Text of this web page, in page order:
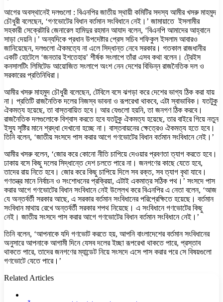
আগের অবস্থানেই দলগুলো : বিএনপির জাতীয় স্থায়ী কমিটির সদস্য আমীর খসরু মাহমুদ
চৌধুরী বলেছেন, ‘গণভোটের বিধান বর্তমান সংবিধানে নেই।’ জামায়াতে ইসলামীর
সহকারী সেক্রেটারি জেনারেল হামিদুর রহমান আযাদ বলেন, ‘বিএনপি আমাদের আহ্বানে
সাড়া দেয়নি।’ অন্যদিকে প্রধান উপদেষ্টার প্রেস সচিব শফিকুল ইসলাম আবারও
জানিয়েছেন, দলগুলো ঐকমত্যে না এলে সিদ্ধান্ত নেবে সরকার। গতকাল রাজধানীর
একটি হোটেলে ‘জনতার ইশতেহার’ শীর্ষক সংলাপে তাঁরা এসব কথা বলেন। ট্রেইস
কনসালটিং লিমিটেড আয়োজিত সংলাপে অংশ নেন দেশের বিভিন্ন রাজনৈতিক দল ও
সরকারের প্রতিনিধিরা।
আমীর খসরু মাহমুদ চৌধুরী বলেছেন, টেবিলে বসে ঝগড়া করে দেশের ভাগ্য ঠিক করা যায়
না। প্রতিটি রাজনৈতিক দলের নিজস্ব ভাবনা ও রূপরেখা থাকবে, এটা স্বাভাবিক। যতটুকু
ঐকমত্য হয়েছে, তা বাস্তবায়িত হবে। আর যেগুলো হয়নি, তা জনগণ ঠিক করবে।
রাজনৈতিক দলগুলোকে বিশ্বাস করতে হবে যতটুকু ঐকমত্য হয়েছে, তার বাইরে গিয়ে নতুন
ইস্যু সৃষ্টির মানে শ্রদ্ধা দেখানো হচ্ছে না। বাস্তবায়নের ক্ষেত্রেও ঐকমত্য হতে হবে।
তিনি বলেন, ‘জাতীয় সংসদে পাস করার আগে গণভোটের বিধান বর্তমান সংবিধানে নেই।’
আমীর খসরু বলেন, ‘জোর করে কোনো নীতি চাপিয়ে দেওয়ার প্রবণতা ত্যাগ করতে হবে।
ঢাকায় বসে কিছু দলের সিদ্ধান্তে দেশ চলতে পারে না। জনগণের কাছে যেতে হবে,
তাদের রায় নিতে হবে। জোর করে কিছু চাপিয়ে দিলে সব রক্ত, সব ত্যাগ বৃথা যাবে।
গণতন্ত্র মানে নির্বাচন ও সংশোধনের প্রক্রিয়া, এটাই একমাত্র সঠিক পথ।’ সংসদে পাস
করার আগে গণভোটের বিধান সংবিধানে নেই উল্লেখ করে বিএনপির এ নেতা বলেন, ‘আজ
যে অন্তর্বর্তী সরকার আছে, এ সরকার বর্তমান সংবিধানের পরিপ্রেক্ষিতে হয়েছে। বর্তমান
সংবিধান মাথায় রেখে অন্তর্বর্তী সরকার শপথ নিয়েছে। এ সংবিধানে গণভোটের কিছু
নেই। জাতীয় সংসদে পাস করার আগে গণভোটের বিধান বর্তমান সংবিধানে নেই।’
তিনি বলেন, ‘আপনাকে যদি গণভোট করতে হয়, আপনি বাংলাদেশের বর্তমান সংবিধানের
অনুসারে আপনাকে আগামী দিনে যেসব দলের ইচ্ছা রূপরেখা থাকতে পারে, প্রস্তাব
থাকতে পারে, তাদের জনগণের ম্যান্ডেট নিয়ে সংসদে এসে পাস করার পরে সে বিষয়গুলো
গণভোটে যেতে পারে।’
Related Articles